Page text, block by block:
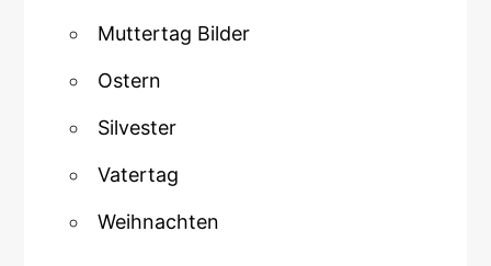
Muttertag Bilder
Ostern
Silvester
Vatertag
Weihnachten